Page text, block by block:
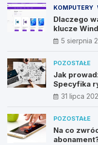
KOMPUTERY
Dlaczego
klucze
5 sierpnia
POZOSTAŁE
Jak
Specyfika
31 lipca
POZOSTAŁE
Na co